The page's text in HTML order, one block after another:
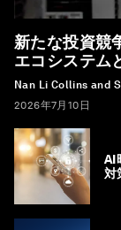
新たな投資競
エコシステム
Nan Li Collins and
2026年7月10日
AI
対